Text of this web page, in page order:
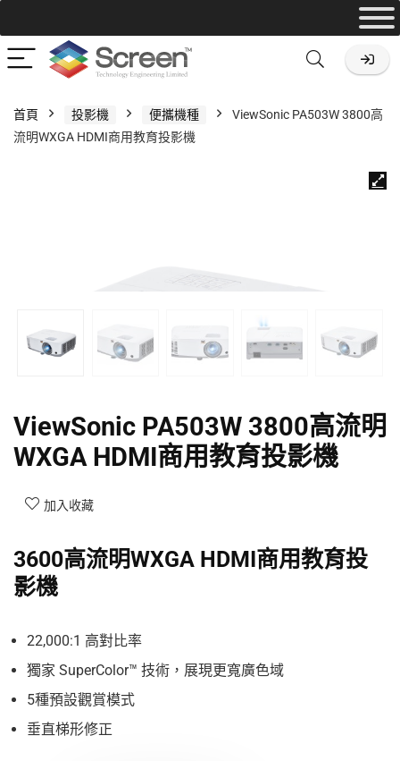
首頁 投影機 便攜機種
ViewSonic PA503W 3800高
流明WXGA HDMI商用教育投影機
ViewSonic PA503W 3800高流明
WXGA HDMI商用教育投影機
加入收藏
3600高流明WXGA HDMI商用教育投
影機
22,000:1 高對比率
獨家 SuperColor™ 技術，展現更寬廣色域
5種預設觀賞模式
垂直梯形修正